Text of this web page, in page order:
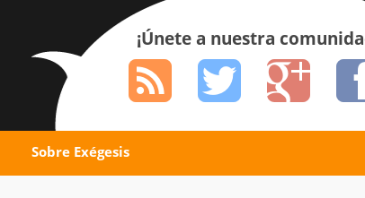
¡Únete a nuestra
Sobre Exégesis